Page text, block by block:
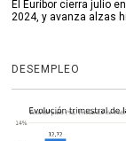
El Euríbor cierra julio
2024, y avanza alzas
DESEMPLEO